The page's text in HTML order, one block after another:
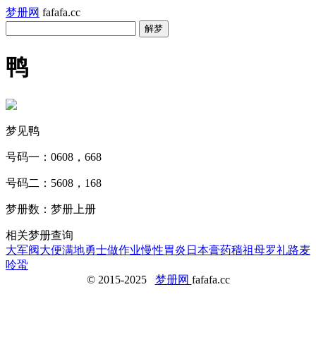
梦册网 fafafa.cc
鸭
梦见鸭
号码一：0608，668
号码二：5608，168
梦册数：梦册上册
相关梦册查询
大军阀大便满地勇士做作业慢性胃炎 日本膏药穑祖母罗礼路麦
呤蛩
© 2015-2025 梦册网 fafafa.cc